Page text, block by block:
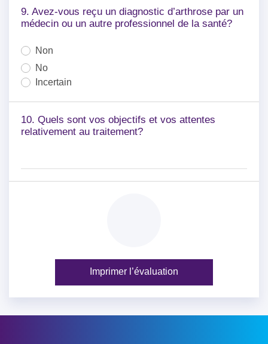
9. Avez-vous reçu un diagnostic d’arthrose par un
médecin ou un autre professionnel de la santé?
Non
No
Incertain
10. Quels sont vos objectifs et vos attentes
relativement au traitement?
Imprimer l’évaluation